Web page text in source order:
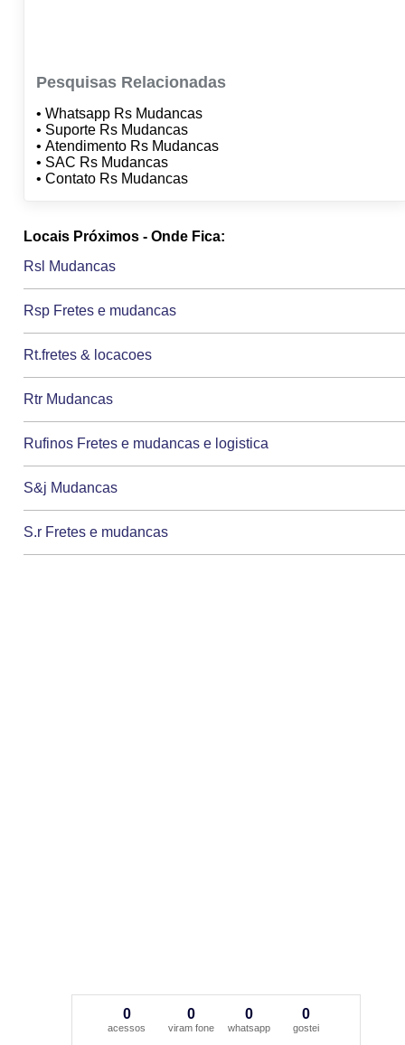
Pesquisas Relacionadas
• Whatsapp Rs Mudancas
• Suporte Rs Mudancas
• Atendimento Rs Mudancas
• SAC Rs Mudancas
• Contato Rs Mudancas
Locais Próximos - Onde Fica:
Rsl Mudancas
Rsp Fretes e mudancas
Rt.fretes & locacoes
Rtr Mudancas
Rufinos Fretes e mudancas e logistica
S&j Mudancas
S.r Fretes e mudancas
0
acessos
0
viram fone
0
whatsapp
0
gostei